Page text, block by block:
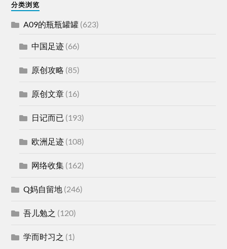
分类浏览
A09的瓶瓶罐罐 (623)
中国足迹 (66)
原创攻略 (85)
原创文章 (16)
日记而已 (193)
欧洲足迹 (108)
网络收集 (162)
Q妈自留地 (246)
吾儿勉之 (120)
学而时习之 (1)